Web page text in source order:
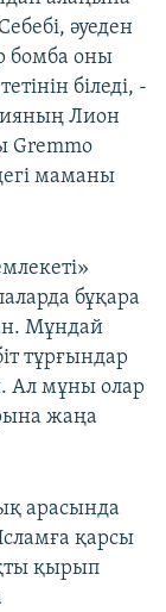
әуеден
бомба оны
біледі, -
Лион
Gremmo
маманы
бұқара
Мұндай
тұрғындар
Ал мұны олар
жаңа
арасында
қарсы
қырып